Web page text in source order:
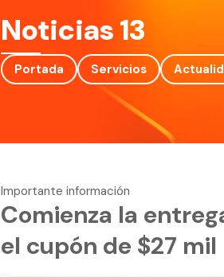
Noticias 13
Portada Servicios
Importante información
Comienza la
el cupón de $27 mil